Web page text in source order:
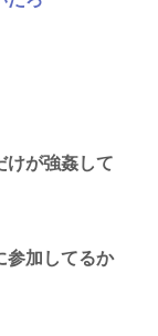
けが強姦して
参加してるか